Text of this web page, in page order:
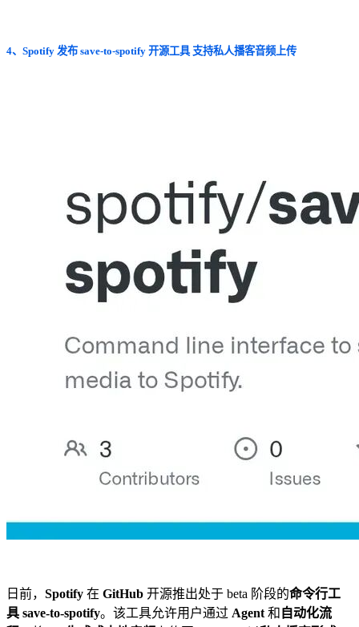
4、Spotify 发布 save-to-spotify 开源工具 支持私人播客音频上传
日前， Spotify 在 GitHub 开源推出处于 beta 阶段的命令行工
具 save-to-spotify。该工具允许用户通过 Agent 和 自动化流